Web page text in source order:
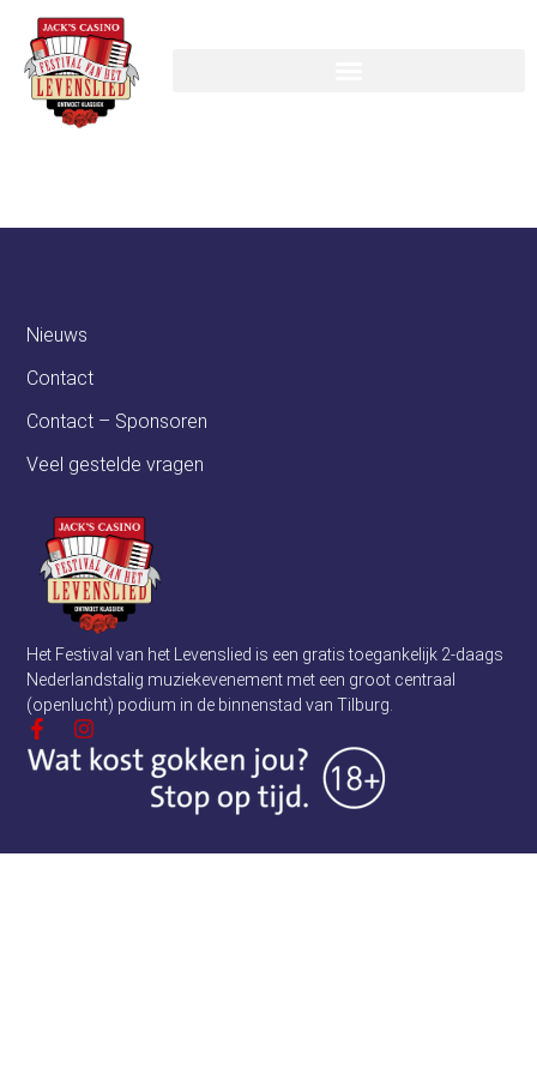
Het Festival van het Levenslied is een gratis toegankelijk 2-daags
Nederlandstalig muziekevenement met een groot centraal
(openlucht) podium in de binnenstad van Tilburg.
Nieuws
Contact
Contact – Sponsoren
Veel gestelde vragen